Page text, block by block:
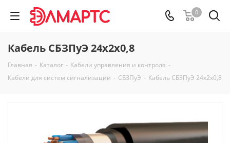
0
Кабель СБЗПуЭ 24х2х0,8
Главная - Каталог - Кабели управления и контроля -
Кабели для систем сигнализации - СБЗПуЭ - Кабель СБЗПуЭ 24х2х0,8